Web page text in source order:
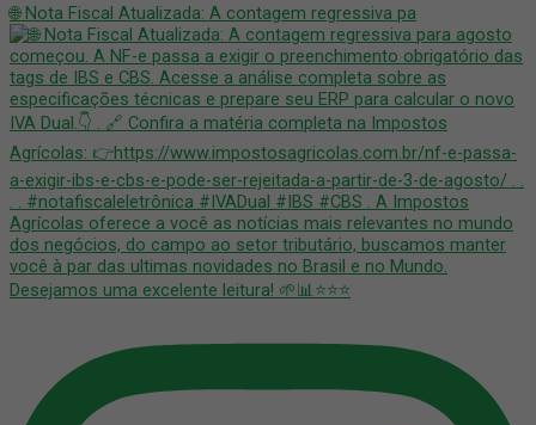
🌐 Nota Fiscal Atualizada: A contagem regressiva pa